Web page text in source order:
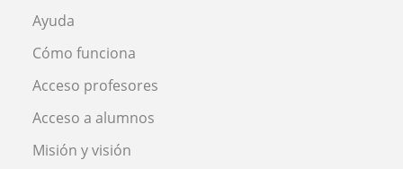
Ayuda
Cómo funciona
Acceso profesores
Acceso a alumnos
Misión y visión